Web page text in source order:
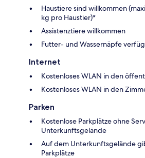
Haustiere sind willkommen
kg pro Haustier)*
Assistenztiere willkommen
Futter- und Wassernäpfe
Internet
Kostenloses WLAN in den
Kostenloses WLAN in den
Parken
Kostenlose Parkplätze ohne
Unterkunftsgelände
Auf dem Unterkunftsgelände
Parkplätze